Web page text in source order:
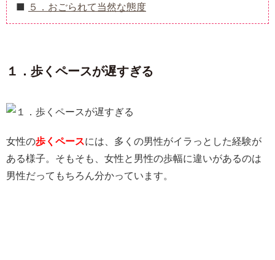
５．おごられて当然な態度
１．歩くペースが遅すぎる
女性の歩くペースには、多くの男性がイラっとした経験が
ある様子。そもそも、女性と男性の歩幅に違いがあるのは
男性だってもちろん分かっています。